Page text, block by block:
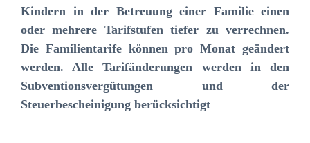
Kindern in der Betreuung einer Familie einen
oder mehrere Tarifstufen tiefer zu verrechnen.
Die Familientarife können pro Monat geändert
werden. Alle Tarifänderungen werden in den
Subventionsvergütungen und der
Steuerbescheinigung berücksichtigt